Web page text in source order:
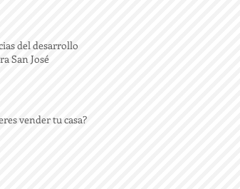
del desarrollo
San José
vender tu casa?